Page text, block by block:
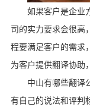
如果客户是企业
司的实力要求会很高
程要满足客户的需求
为客户提供翻译协助
中山有哪些翻译
有自己的说法和评判